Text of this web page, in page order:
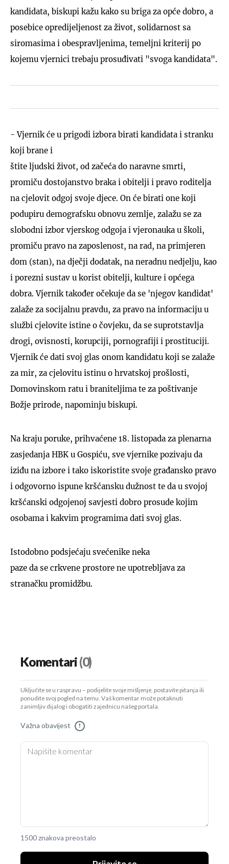
kandidata, biskupi kažu kako su briga za opće dobro, a
posebice opredijeljenost za život, solidarnost sa
siromasima i obespravljenima, temeljni kriterij po
kojemu vjernici trebaju prosuđivati "svoga kandidata".
- Vjernik će u prigodi izbora birati kandidata i stranku
koji brane i
štite ljudski život, od začeća do naravne smrti,
promiču dostojanstvo braka i obitelji i pravo roditelja
na cjelovit odgoj svoje djece. On će birati one koji
podupiru demografsku obnovu zemlje, zalažu se za
slobodni izbor vjerskog odgoja i vjeronauka u školi,
promiču pravo na zaposlenost, na rad, na primjeren
dom (stan), na dječji dodatak, na neradnu nedjelju, kao
i porezni sustav u korist obitelji, kulture i općega
dobra. Vjernik također očekuje da se 'njegov kandidat'
zalaže za socijalnu pravdu, za pravo na informaciju u
službi cjelovite istine o čovjeku, da se suprotstavlja
drogi, ovisnosti, korupciji, pornografiji i prostituciji.
Vjernik će dati svoj glas onom kandidatu koji se zalaže
za mir, za cjelovitu istinu o hrvatskoj prošlosti,
Domovinskom ratu i braniteljima te za poštivanje
Božje prirode, napominju biskupi.
Na kraju poruke, prihvaćene 18. listopada za plenarna
zasjedanja HBK u Gospiću, sve vjernike pozivaju da
iziđu na izbore i tako iskoristite svoje građansko pravo
i odgovorno ispune kršćansku dužnost te da u svojoj
kršćanski odgojenoj savjesti dobro prosude kojim
osobama i kakvim programima dati svoj glas.
Istodobno podsjećaju svećenike neka
paze da se crkvene prostore ne upotrebljava za
stranačku promidžbu.
Komentari(0)
Uključite se u raspravu – podijelite svoje mišljenje, postavite pitanja ili
ponudite svoj pogled na temu. Vaš komentar može potaknuti
zanimljiv dijalog i obogatiti zajednicu našeg portala.
Važna obavijest !
1500 znakova preostalo